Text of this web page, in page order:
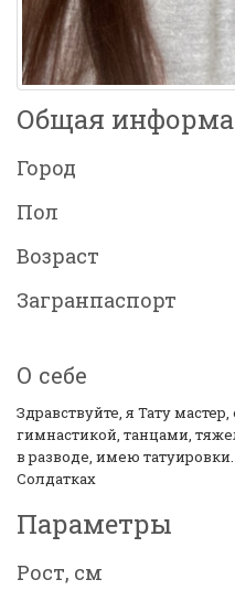
Общая
Город
Пол
Возраст
Загранпаспорт
О себе
Здравствуйте, я Тату
гимнастикой, танцами,
в разводе, имею
Солдатках
Параметры
Рост, см